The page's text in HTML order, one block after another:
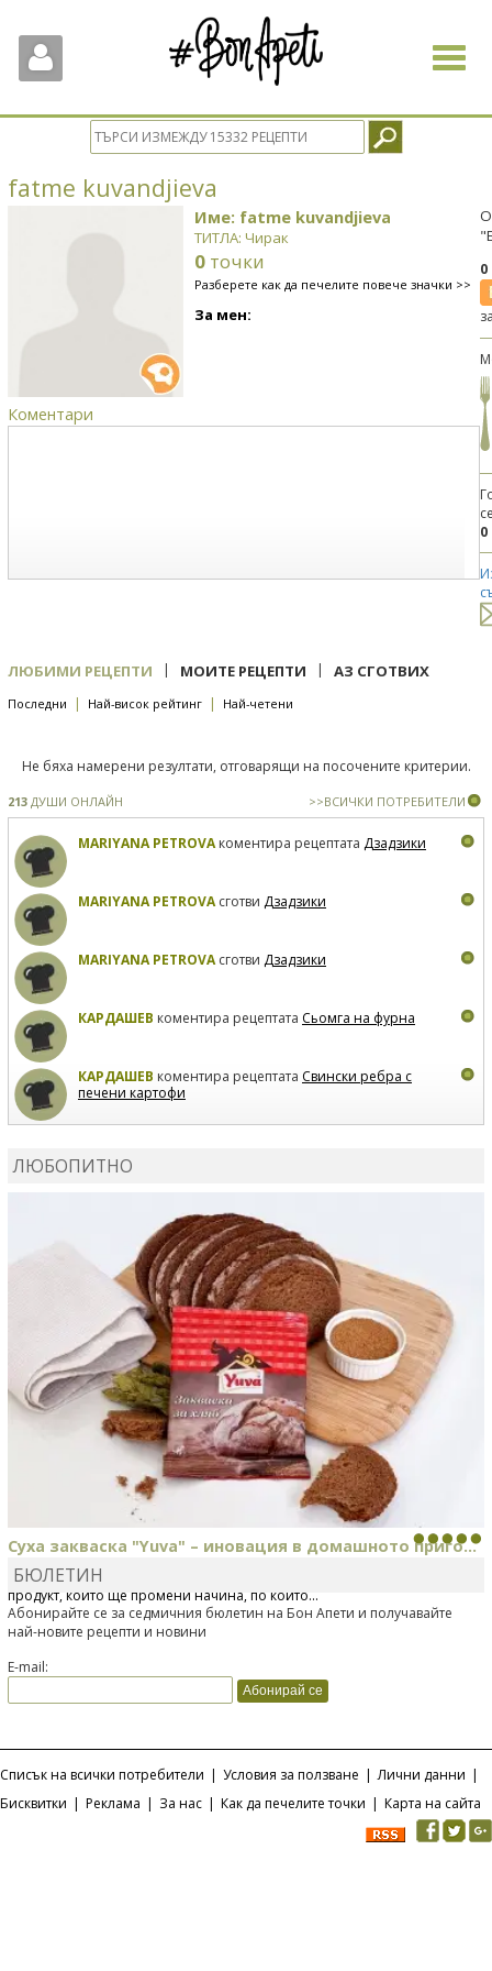
Toggle
fatme kuvandjieva
Име: fatme kuvandjieva
ТИТЛА: Чирак
0 точки
Разберете как да печелите повече значки >>
За мен:
Коментари
0
ЛЮБИМИ РЕЦЕПТИ | МОИТЕ РЕЦЕПТИ | АЗ СГОТВИХ
Последни | Най-висок рейтинг | Най-четени
Не бяха намерени резултати, отговарящи на посочените критерии.
213 ДУШИ ОНЛАЙН >>ВСИЧКИ ПОТРЕБИТЕЛИ
MARIYANA PETROVAкоментира рецептата Дзадзики
MARIYANA PETROVAсготви Дзадзики
MARIYANA PETROVAсготви Дзадзики
КАРДАШЕВ коментира рецептата Сьомга на фурна
КАРДАШЕВ коментира рецептата Свински ребра с
печени картофи
ЛЮБОПИТНО
Суха закваска "Yuva" – иновация в домашното приго...
Отскоро Лесафр България стартира предлагането на изцяло нов
продукт, който ще промени начина, по който...
БЮЛЕТИН
Абонирайте се за седмичния бюлетин на Бон Апети и получавайте
най-новите рецепти и новини
E-mail:
Списък на всички потребители | Условия за ползване | Лични данни |
Бисквитки | Реклама | За нас | Как да печелите точки | Карта на сайта